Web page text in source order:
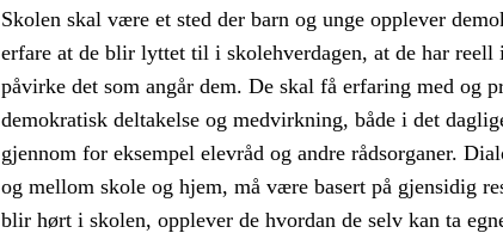
Skolen skal være et sted der barn og unge opplever
erfare at de blir lyttet til i skolehverdagen, at de har reell
påvirke det som angår dem. De skal få erfaring med og
demokratisk deltakelse og medvirkning, både i det
gjennom for eksempel elevråd og andre rådsorganer.
og mellom skole og hjem, må være basert på gjensidig
blir hørt i skolen, opplever de hvordan de selv kan ta